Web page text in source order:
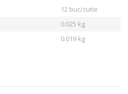
12 buc/cutie
0.025 kg
0.019 kg